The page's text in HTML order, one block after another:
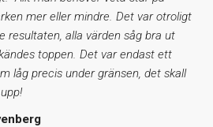
mer eller mindre. Det var otroligt
resultaten, alla värden såg bra ut
toppen. Det var endast ett
låg precis under gränsen, det skall